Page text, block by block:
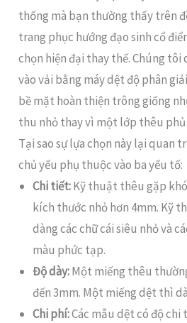
thống mà bạn thường thấy trên
trang phục hướng đạo sinh cổ
chọn hiện đại thay thế. Chúng
vào vải bằng máy dệt độ phân
bề mặt hoàn thiện trông giống
thu nhỏ thay vì một lớp thêu
Tại sao sự lựa chọn này lại quan
chủ yếu phụ thuộc vào ba yếu tố:
Chi tiết:Kỹ thuật thêu gặp
kích thước nhỏ hơn 4mm. Kỹ
dàng các chữ cái siêu nhỏ và
màu phức tạp.
Độ dày:Một miếng thêu
đến 3mm. Một miếng dệt thì
Chi phí:Các mẫu dệt có độ